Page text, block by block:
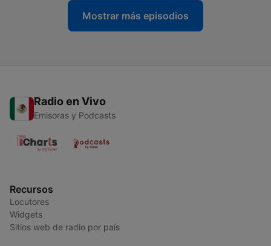
Mostrar más episodios
Radio en Vivo
Emisoras y Podcasts
Recursos
Locutores
Widgets
Sitios web de radio por país